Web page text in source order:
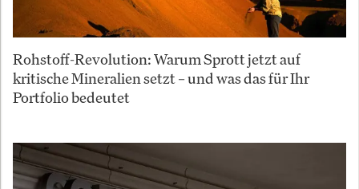
Rohstoff-Revolution: Warum Sprott jetzt auf
kritische Mineralien setzt – und was das für Ihr
Portfolio bedeutet